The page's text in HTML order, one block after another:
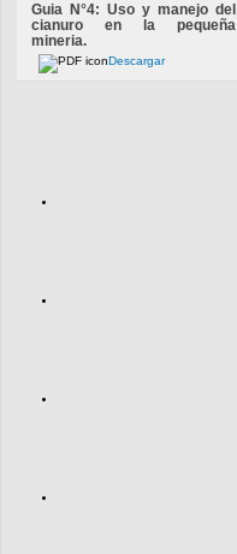
Guia N°4: Uso y manejo del
cianuro en la pequeña
mineria.
Descargar